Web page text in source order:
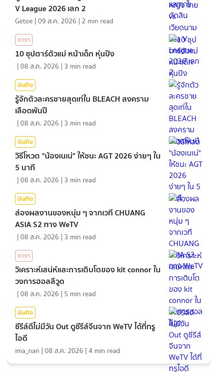
V League 2026 เลก 2
Getoe |09 ส.ค. 2026 | 2 min read
ดารา
10 ซุปตาร์ตัวแม่ หน้าเด็ก หุ่นปัง
|08 ส.ค. 2026 | 3 min read
บันเทิง
รู้จักตัวละครชายสุดเท่ใน BLEACH สงคราม
เลือดพันปี
|08 ส.ค. 2026 | 3 min read
บันเทิง
วิธีโหวต "น้องเนเน่" ให้ชนะ AGT 2026 ง่ายๆ ใน
5 นาที
|08 ส.ค. 2026 | 3 min read
บันเทิง
ส่องผลงานของหนุ่ม ๆ จากเวที CHUANG
ASIA S2 ทาง WeTV
|08 ส.ค. 2026 | 3 min read
ดารา
วิเคราะห์เสน่ห์และการเติบโตของ kit connor ใน
วงการฮอลลีวูด
|08 ส.ค. 2026 | 5 min read
บันเทิง
ซีรีส์ดีไม่มีวัน Out ดูซีรีส์จีนจาก WeTV ได้ที่ทรู
ไอดี
ima_nan |08 ส.ค. 2026 |4 min read